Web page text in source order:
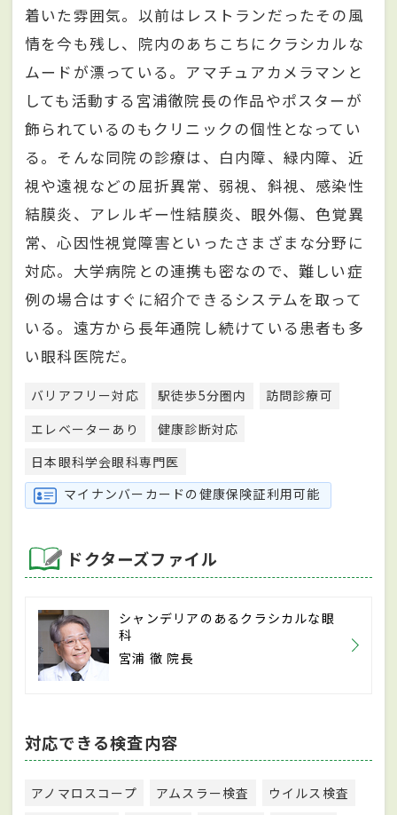
着いた雰囲気。以前はレストランだったその風
情を今も残し、院内のあちこちにクラシカルな
ムードが漂っている。アマチュアカメラマンと
しても活動する宮浦徹院長の作品やポスターが
飾られているのもクリニックの個性となってい
る。そんな同院の診療は、白内障、緑内障、近
視や遠視などの屈折異常、弱視、斜視、感染性
結膜炎、アレルギー性結膜炎、眼外傷、色覚異
常、心因性視覚障害といったさまざまな分野に
対応。大学病院との連携も密なので、難しい症
例の場合はすぐに紹介できるシステムを取って
いる。遠方から長年通院し続けている患者も多
い眼科医院だ。
バリアフリー対応 駅徒歩5分圏内
訪問診療可
エレベーターあり
健康診断対応
日本眼科学会眼科専門医
マイナンバーカードの健康保険証利用可能
ドクターズファイル
シャンデリアのあるクラシカルな眼
科
宮浦 徹 院長
対応できる検査内容
アノマロスコープ アムスラー検査
ウイルス検査